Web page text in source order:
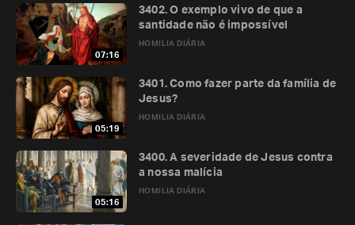
07:16
HOMILIA DIÁRIA
3402. O exemplo vivo de que a
santidade não é impossível
05:19
HOMILIA DIÁRIA
3401. Como fazer parte da família de
Jesus?
05:16
HOMILIA DIÁRIA
3400. A severidade de Jesus contra
a nossa malícia